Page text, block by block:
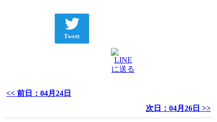
Tweet
<< 前日：04月24日
次日：04月26日 >>